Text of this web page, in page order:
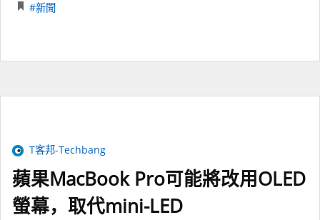
#新聞
T客邦-Techbang
蘋果MacBook Pro可能將改用OLED
螢幕，取代mini-LED